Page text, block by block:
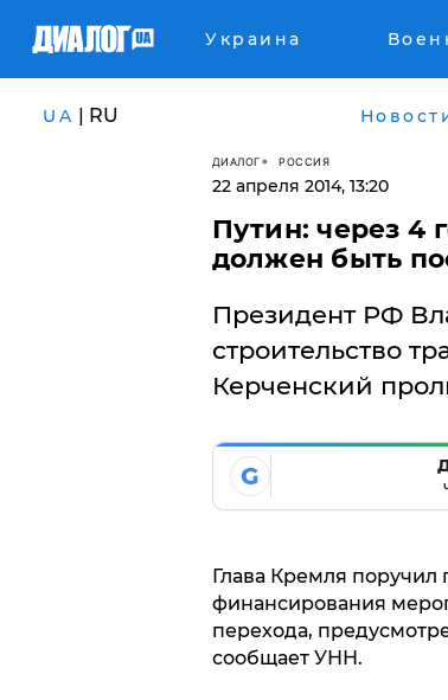
Украина
UA | RU
ДИАЛОГ РОССИЯ
22 апреля 2014, 13:20
​Путин: через 4
должен быть
Президент РФ
строительство
Керченский
G
Глава Кремля
финансирования
перехода,
сообщает УНН.